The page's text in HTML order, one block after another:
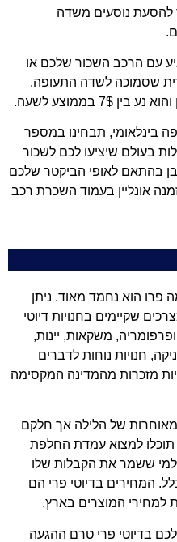
להסעת נוסעים משדה
עם הרכב השכור שלכם או
שסמוכה לשדה התעופה.
בממוצע לשעה.
בינלאומי, תבחינו במספר
בעולם שיציעו לכם לשכור
בהתאם לאופי הביקטר שלכם
אונליין בעמוד השכרת רכב
פרו הוא נחמד מאוד. ניתן
שקיימים בחנויות דיוטי
משקאות, יינות,
חנויות נוחות לדברים
מזכרות מהמדינה המקסימה
של הלילה אך חלקם
תוכלו למצוא עמדת החלפת
ששמר את הקבלות שלו
המחירים בדיוטי פרי הם
למחירי המוצרים בארץ.
בדיוטי פרי טרם ההגעה